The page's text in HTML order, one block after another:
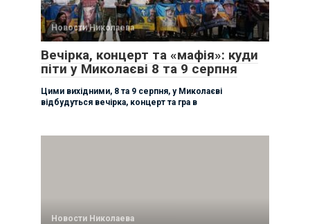
Новости Николаева
Вечірка, концерт та «мафія»: куди
піти у Миколаєві 8 та 9 серпня
Цими вихідними, 8 та 9 серпня, у Миколаєві
відбудуться вечірка, концерт та гра в
Новости Николаева